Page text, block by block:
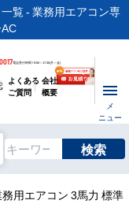
覧 - 業務用エアコン専
電話受付時間 / 9:00～17:30(月～金)
よくある
ご質問
会社
概要
メ
ニュー
検索
用エアコン 3馬力 標準